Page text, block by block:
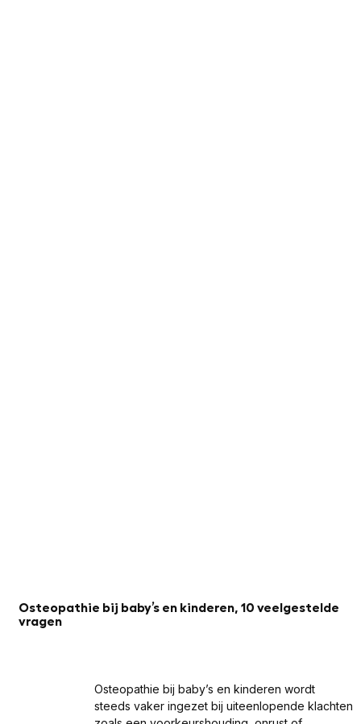
Osteopathie bij baby’s en kinderen, 10 veelgestelde
vragen
Osteopathie bij baby’s en kinderen wordt
steeds vaker ingezet bij uiteenlopende klachten